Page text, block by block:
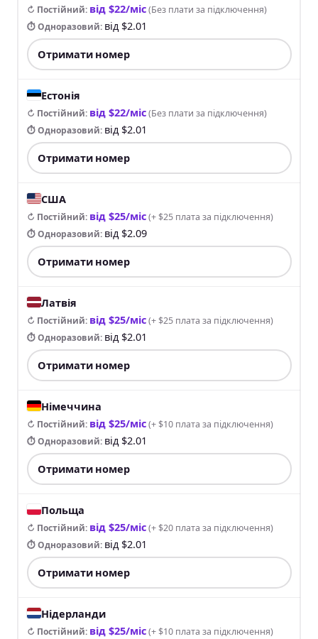
↻ Постійний: від $22/міс(Без плати за підключення)
⏱ Одноразовий: від $2.01
Отримати номер
Естонія
↻ Постійний: від $22/міс(Без плати за підключення)
⏱ Одноразовий: від $2.01
Отримати номер
США
↻ Постійний: від $25/міс(+ $25 плата за підключення)
⏱ Одноразовий: від $2.09
Отримати номер
Латвія
↻ Постійний: від $25/міс(+ $25 плата за підключення)
⏱ Одноразовий: від $2.01
Отримати номер
Німеччина
↻ Постійний: від $25/міс(+ $10 плата за підключення)
⏱ Одноразовий: від $2.01
Отримати номер
Польща
↻ Постійний: від $25/міс(+ $20 плата за підключення)
⏱ Одноразовий: від $2.01
Отримати номер
Нідерланди
↻ Постійний: від $25/міс(+ $10 плата за підключення)